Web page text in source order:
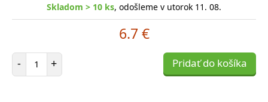
Skladom > 10 ks, odošleme v utorok 11. 08.
6.7 €
- Počet položiek
+ Pridať do košíka